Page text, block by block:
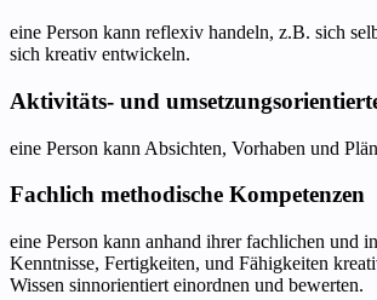
eine Person kann reflexiv handeln, z.B. sich
sich kreativ entwickeln.
Aktivitäts- und
eine Person kann Absichten, Vorhaben und
Fachlich methodische Kompetenzen
eine Person kann anhand ihrer fachlichen und
Kenntnisse, Fertigkeiten, und Fähigkeiten
Wissen sinnorientiert einordnen und bewerten.